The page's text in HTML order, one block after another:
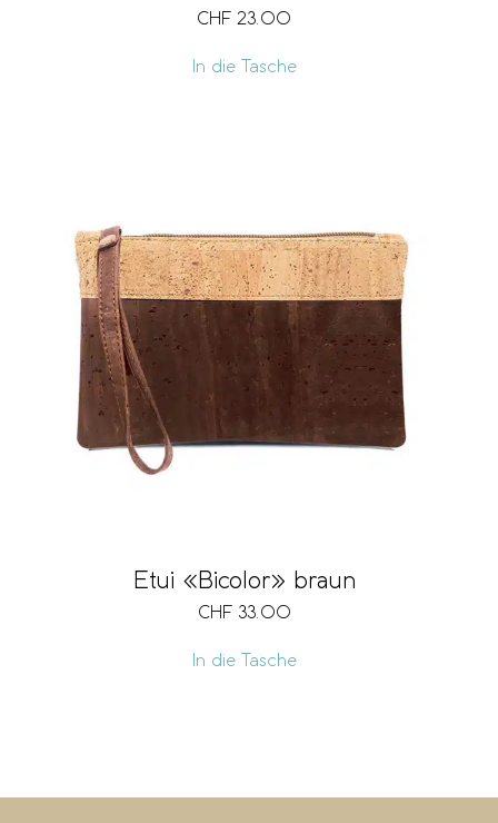
CHF 23.00
In die Tasche
Etui «Bicolor» braun
CHF 33.00
In die Tasche